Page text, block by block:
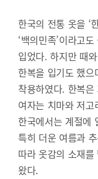
한국의 전통 옷을 ‘
‘백의민족’이라고
입었다. 하지만 때
한복을 입기도 했
착용하였다. 한복
여자는 치마와 저
한국에서는 계절에
특히 더운 여름과
따라 옷감의 소재
왔다.